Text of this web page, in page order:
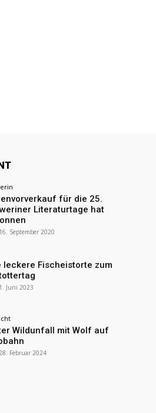
für die 25.
Literaturtage hat
16. September 2020
leckere Fischeistorte zum
1. Juni 2023
Wildunfall mit Wolf auf
Februar 2024